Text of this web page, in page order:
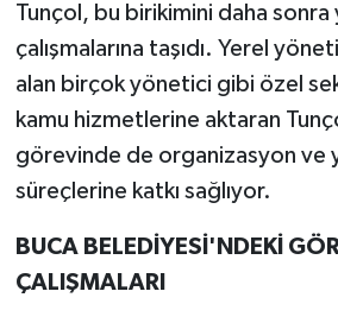
Tunçol, bu birikimini daha
çalışmalarına taşıdı. Yerel
alan birçok yönetici gibi özel
kamu hizmetlerine aktaran
görevinde de organizasyon ve
süreçlerine katkı sağlıyor.
BUCA BELEDİYESİ'NDEKİ
ÇALIŞMALARI